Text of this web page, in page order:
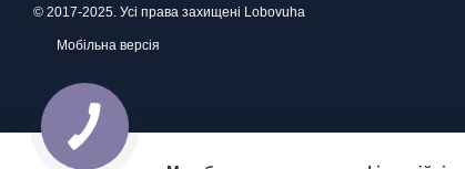
© 2017-2025. Усі права захищені Lobovuha
Мобільна версія